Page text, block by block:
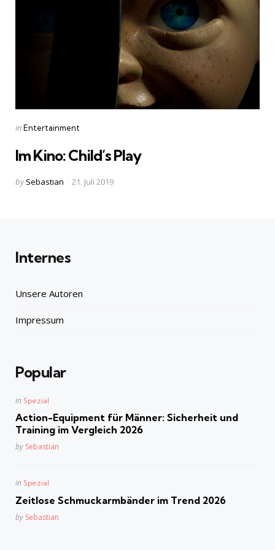
Categories
Posted
inEntertainment
Im Kino: Child’s Play
Posted
by Sebastian 21. Juli 2019
Internes
Unsere Autoren
Impressum
Popular
Posted
in Spezial
Action-Equipment für Männer: Sicherheit und
Training im Vergleich 2026
Posted
by Sebastian
Posted
in Spezial
Zeitlose Schmuckarmbänder im Trend 2026
Posted
by Sebastian